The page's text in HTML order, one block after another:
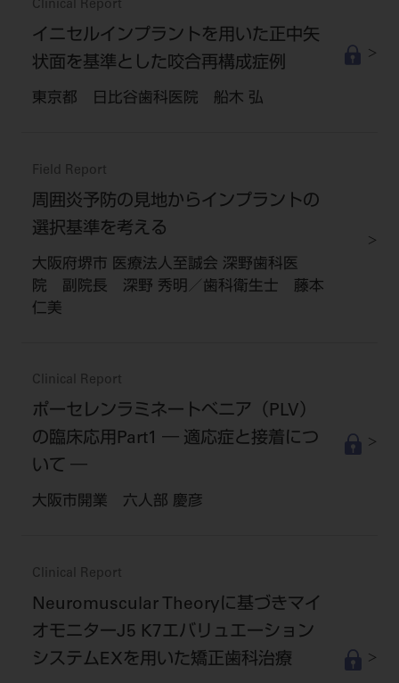
Clinical Report
イニセルインプラントを用いた正中矢
状面を基準とした咬合再構成症例
東京都 日比谷歯科医院 船木 弘
Field Report
周囲炎予防の見地からインプラントの
選択基準を考える
大阪府堺市 医療法人至誠会 深野歯科医
院 副院長 深野 秀明／歯科衛生士 藤本
仁美
Clinical Report
ポーセレンラミネートベニア（PLV）
の臨床応用Part1 ― 適応症と接着につ
いて ―
大阪市開業 六人部 慶彦
Clinical Report
Neuromuscular Theoryに基づきマイ
オモニターJ5 K7エバリュエーション
システムEXを用いた矯正歯科治療